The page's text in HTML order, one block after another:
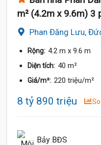
m² (4.2m x 9.6m) 3
Phan Đăng Lưu,
Rộng: 4.2 m x 9.6 m
Diện tích: 40 m²
Giá/m²: 220 triệu/m²
8 tỷ 890 triệu
Bảy BĐS